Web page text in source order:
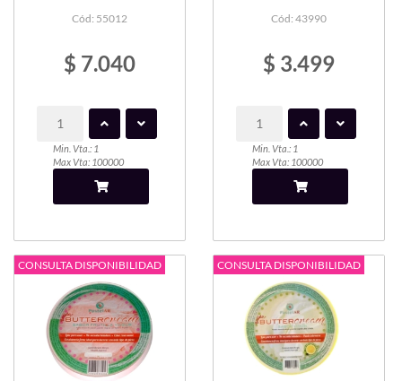
Cód: 55012
$ 7.040
Min. Vta.: 1
Max Vta: 100000
Cód: 43990
$ 3.499
Min. Vta.: 1
Max Vta: 100000
CONSULTA DISPONIBILIDAD CONSULTA DISPONIBILIDAD